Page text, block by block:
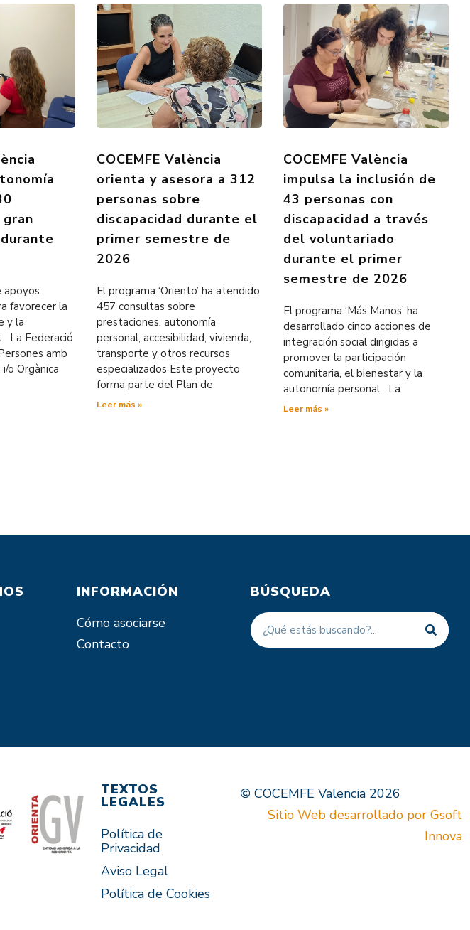
apoyos
favorecer la
y la
La Federació
amb
o Orgànica
COCEMFE València
orienta y asesora a 312
personas sobre
discapacidad durante el
primer semestre de
2026
El programa ‘Oriento’ ha atendido
457 consultas sobre
prestaciones, autonomía
personal, accesibilidad, vivienda,
transporte y otros recursos
especializados Este proyecto
forma parte del Plan de
Leer más »
COCEMFE València
impulsa la inclusión de
43 personas con
discapacidad a través
del voluntariado
durante el primer
semestre de 2026
El programa ‘Más Manos’ ha
desarrollado cinco acciones de
integración social dirigidas a
promover la participación
comunitaria, el bienestar y la
autonomía personal La
Leer más »
INFORMACIÓN
Cómo asociarse
Contacto
BÚSQUEDA
TEXTOS
LEGALES
Política de
Privacidad
Aviso Legal
Política de Cookies
COCEMFE Valencia 2026
Sitio Web desarrollado por Gsoft
Innova